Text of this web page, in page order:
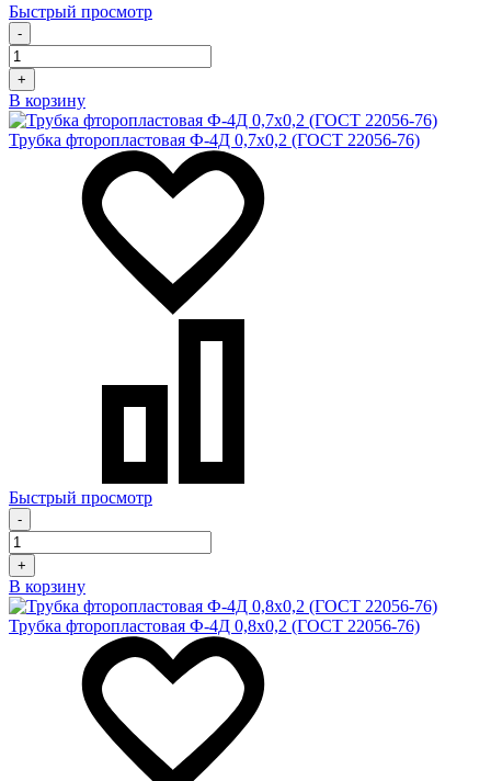
Быстрый просмотр
-
+
В корзину
Трубка фторопластовая Ф-4Д 0,7х0,2 (ГОСТ 22056-76)
Быстрый просмотр
-
+
В корзину
Трубка фторопластовая Ф-4Д 0,8х0,2 (ГОСТ 22056-76)